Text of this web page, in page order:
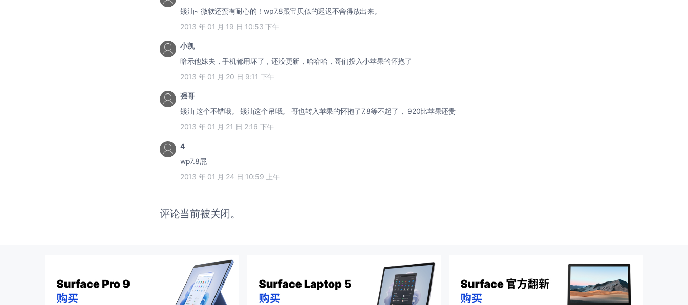
矮油~ 微软还蛮有耐心的！wp7.8跟宝贝似的迟迟不舍得放出来。
2013 年 01 月 19 日 10:53 下午
小凯
暗示他妹夫，手机都用坏了，还没更新，哈哈哈，哥们投入小苹果的怀抱了
2013 年 01 月 20 日 9:11 下午
强哥
矮油 这个不错哦。 矮油这个吊哦。 哥也转入苹果的怀抱了7.8等不起了， 920比苹果还贵
2013 年 01 月 21 日 2:16 下午
4
wp7.8屁
2013 年 01 月 24 日 10:59 上午
评论当前被关闭。